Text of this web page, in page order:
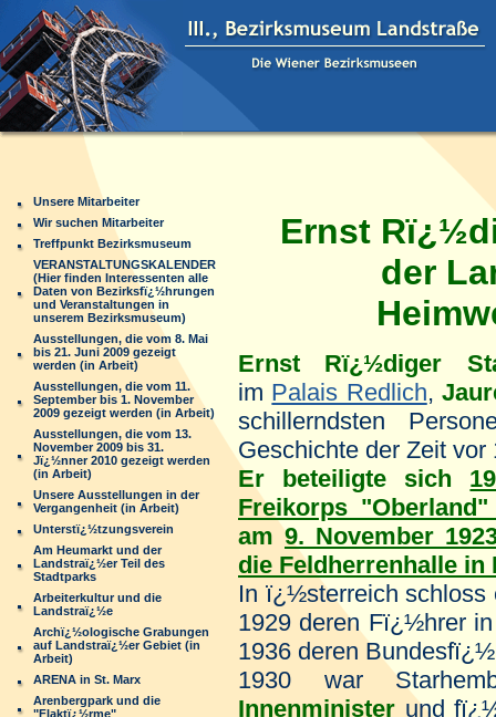
Unsere Mitarbeiter
Wir suchen Mitarbeiter
Treffpunkt Bezirksmuseum
VERANSTALTUNGSKALENDER
(Hier finden Interessenten alle
Daten von Bezirksfï¿½hrungen
und Veranstaltungen in
unserem Bezirksmuseum)
Ausstellungen, die vom 8. Mai
bis 21. Juni 2009 gezeigt
werden (in Arbeit)
Ausstellungen, die vom 11.
September bis 1. November
2009 gezeigt werden (in Arbeit)
Ausstellungen, die vom 13.
November 2009 bis 31.
Jï¿½nner 2010 gezeigt werden
(in Arbeit)
Unsere Ausstellungen in der
Vergangenheit (in Arbeit)
Unterstï¿½tzungsverein
Am Heumarkt und der
Landstraï¿½er Teil des
Stadtparks
Arbeiterkultur und die
Landstraï¿½e
Archï¿½ologische Grabungen
auf Landstraï¿½er Gebiet (in
Arbeit)
ARENA in St. Marx
Arenbergpark und die
"Flaktï¿½rme"
Ernst
der
Ernst Rï¿½diger
im Palais Redlich,
schillerndsten
Geschichte der Zeit
Er beteiligte sich
Freikorps
am9. November
die Feldherrenhalle
In ï¿½sterreich schloss
1929 deren Fï¿½hrer
1936 deren
1930 war
Innenminister und